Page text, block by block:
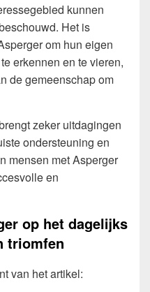
kunnen
Het is
om hun eigen
erkennen en te vieren,
de gemeenschap om
zeker uitdagingen
ondersteuning en
mensen met Asperger
en
op het dagelijks
triomfen
van het artikel: